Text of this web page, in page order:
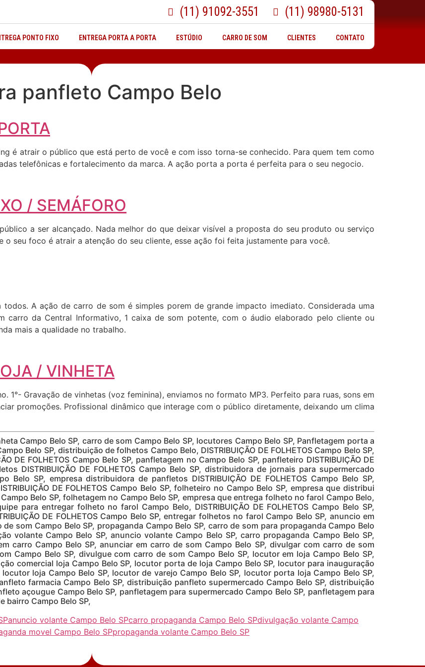
(11) 91092-3551 (11) 98980-5131
PONTO FIXO ENTREGA PORTA A PORTA ESTÚDIO CARRO DE SOM CLIENTES CONTATO
panfleto Campo Belo
é atrair o público que está perto de você e com isso torna-se conhecido. Para quem tem como
telefônicas e fortalecimento da marca. A ação porta a porta é perfeita para o seu negocio.
/ SEMÁFORO
a ser alcançado. Nada melhor do que deixar visível a proposta do seu produto ou serviço
o seu foco é atrair a atenção do seu cliente, esse ação foi feita justamente para você.
A ação de carro de som é simples porem de grande impacto imediato. Considerada uma
carro da Central Informativo, 1 caixa de som potente, com o áudio elaborado pelo cliente ou
mais a qualidade no trabalho.
/ VINHETA
1°- Gravação de vinhetas (voz feminina), enviamos no formato MP3. Perfeito para ruas, sons em
promoções. Profissional dinâmico que interage com o público diretamente, deixando um clima
Campo Belo SP, carro de som Campo Belo SP, locutores Campo Belo SP, Panfletagem porta a
Belo SP, distribuição de folhetos Campo Belo, DISTRIBUIÇÃO DE FOLHETOS Campo Belo SP,
DE FOLHETOS Campo Belo SP, panfletagem no Campo Belo SP, panfleteiro DISTRIBUIÇÃO DE
DISTRIBUIÇÃO DE FOLHETOS Campo Belo SP, distribuidora de jornais para supermercado
Belo SP, empresa distribuidora de panfletos DISTRIBUIÇÃO DE FOLHETOS Campo Belo SP,
DE FOLHETOS Campo Belo SP, folheteiro no Campo Belo SP, empresa que distribui
Campo Belo SP, folhetagem no Campo Belo SP, empresa que entrega folheto no farol Campo Belo,
para entregar folheto no farol Campo Belo, DISTRIBUIÇÃO DE FOLHETOS Campo Belo SP,
DE FOLHETOS Campo Belo SP, entregar folhetos no farol Campo Belo SP, anuncio em
som Campo Belo SP, propaganda Campo Belo SP, carro de som para propaganda Campo Belo
volante Campo Belo SP, anuncio volante Campo Belo SP, carro propaganda Campo Belo SP,
carro Campo Belo SP, anunciar em carro de som Campo Belo SP, divulgar com carro de som
Campo Belo SP, divulgue com carro de som Campo Belo SP, locutor em loja Campo Belo SP,
comercial loja Campo Belo SP, locutor porta de loja Campo Belo SP, locutor para inauguração
loja Campo Belo SP, locutor de varejo Campo Belo SP, locutor porta loja Campo Belo SP,
farmacia Campo Belo SP, distribuição panfleto supermercado Campo Belo SP, distribuição
açougue Campo Belo SP, panfletagem para supermercado Campo Belo SP, panfletagem para
bairro Campo Belo SP,
anuncio volante Campo Belo SPcarro propaganda Campo Belo SPdivulgação volante Campo
movel Campo Belo SPpropaganda volante Campo Belo SP